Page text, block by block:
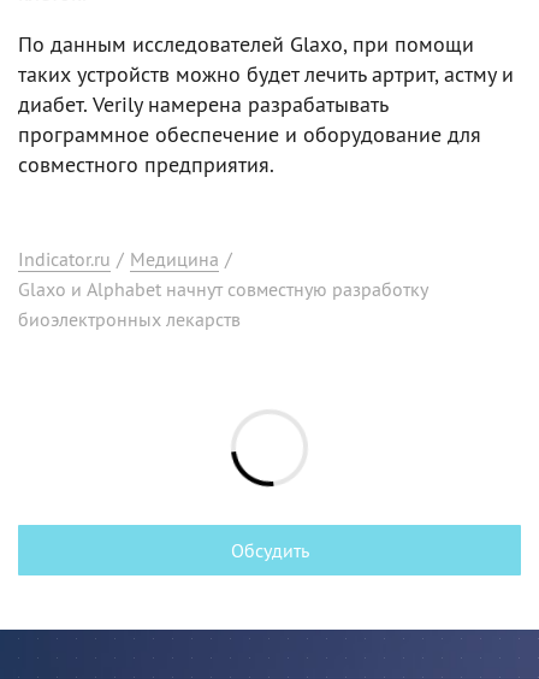
По данным исследователей Glaxo, при помощи
таких устройств можно будет лечить артрит, астму и
диабет. Verily намерена разрабатывать
программное обеспечение и оборудование для
совместного предприятия.
Indicator.ru / Медицина /
Glaxo и Alphabet начнут совместную разработку
биоэлектронных лекарств
Обсудить